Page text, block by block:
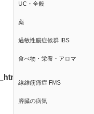
wp-
UC・全般
薬
過敏性腸症候群 IBS
食べ物・栄養・アロマ
線維筋痛症 FMS
膵臓の病気